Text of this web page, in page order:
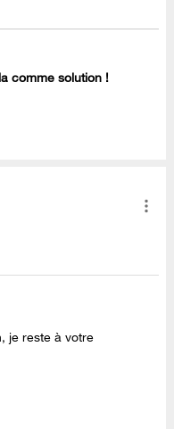
comme solution !
je reste à votre